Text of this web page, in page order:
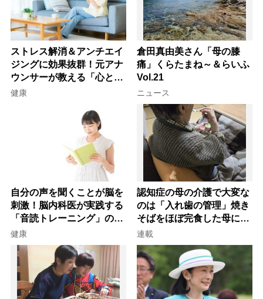
ストレス解消＆アンチエイ
ジングに効果抜群！元アナ
ウンサーが教える「心と体
を元気にする音読の習慣」
健康
倉田真由美さん「母の膝
痛」くらたまね～＆らいふ
Vol.21
ニュース
自分の声を聞くことが脳を
刺激！脳内科医が実践する
「音読トレーニング」の極
意
健康
認知症の母の介護で大変な
のは「入れ歯の管理」焼き
そばをほぼ完食した母に息
子が血の気が引いた理由
連載